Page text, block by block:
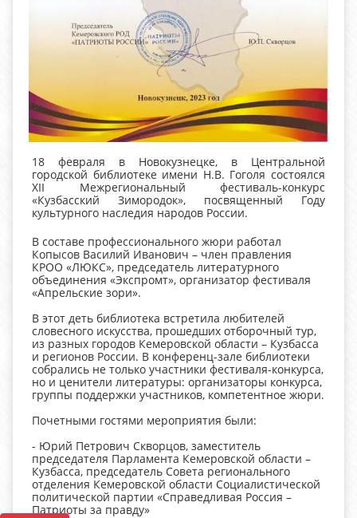
18 февраля в Новокузнецке, в Центральной
городской библиотеке имени Н.В. Гоголя состоялся
XII Межрегиональный фестиваль-конкурс
«Кузбасский Зимородок», посвященный Году
культурного наследия народов России.
В составе профессионального жюри работал
Копысов Василий Иванович – член правления
КРОО «ЛЮКС», председатель литературного
объединения «Экспромт», организатор фестиваля
«Апрельские зори».
В этот деть библиотека встретила любителей
словесного искусства, прошедших отборочный тур,
из разных городов Кемеровской области – Кузбасса
и регионов России. В конференц-зале библиотеки
собрались не только участники фестиваля-конкурса,
но и ценители литературы: организаторы конкурса,
группы поддержки участников, компетентное жюри.
Почетными гостями мероприятия были:
- Юрий Петрович Скворцов, заместитель
председателя Парламента Кемеровской области –
Кузбасса, председатель Совета регионального
отделения Кемеровской области Социалистической
политической партии «Справедливая Россия –
Патриоты за правду»